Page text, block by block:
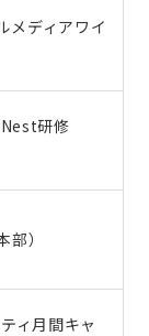
メディアワイ
研修
）
ィ月間キャ